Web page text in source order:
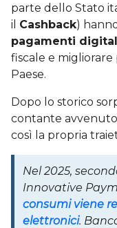
parte dello Stato
il Cashback)
pagamenti
fiscale e migliorare
Paese.
Dopo lo storico
contante avvenuto
così la propria
Nel 2025,
Innovative
consumiviene
elettronici.